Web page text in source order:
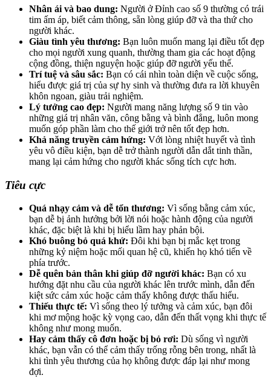
Nhân ái và bao dung: Người ở Đỉnh cao số 9 thường có trái
tim ấm áp, biết cảm thông, sẵn lòng giúp đỡ và tha thứ cho
người khác.
Giàu tình yêu thương: Bạn luôn muốn mang lại điều tốt đẹp
cho mọi người xung quanh, thường tham gia các hoạt động
cộng đồng, thiện nguyện hoặc giúp đỡ người yếu thế.
Trí tuệ và sâu sắc: Bạn có cái nhìn toàn diện về cuộc sống,
hiểu được giá trị của sự hy sinh và thường đưa ra lời khuyên
khôn ngoan, giàu trải nghiệm.
Lý tưởng cao đẹp: Người mang năng lượng số 9 tin vào
những giá trị nhân văn, công bằng và bình đẳng, luôn mong
muốn góp phần làm cho thế giới trở nên tốt đẹp hơn.
Khả năng truyền cảm hứng: Với lòng nhiệt huyết và tình
yêu vô điều kiện, bạn dễ trở thành người dẫn dắt tinh thần,
mang lại cảm hứng cho người khác sống tích cực hơn.
Tiêu cực
Quá nhạy cảm và dễ tổn thương: Vì sống bằng cảm xúc,
bạn dễ bị ảnh hưởng bởi lời nói hoặc hành động của người
khác, đặc biệt là khi bị hiểu lầm hay phản bội.
Khó buông bỏ quá khứ: Đôi khi bạn bị mắc kẹt trong
những kỷ niệm hoặc mối quan hệ cũ, khiến họ khó tiến về
phía trước.
Dễ quên bản thân khi giúp đỡ người khác: Bạn có xu
hướng đặt nhu cầu của người khác lên trước mình, dẫn đến
kiệt sức cảm xúc hoặc cảm thấy không được thấu hiểu.
Thiếu thực tế: Vì sống theo lý tưởng và cảm xúc, bạn đôi
khi mơ mộng hoặc kỳ vọng cao, dẫn đến thất vọng khi thực tế
không như mong muốn.
Hay cảm thấy cô đơn hoặc bị bỏ rơi: Dù sống vì người
khác, bạn vẫn có thể cảm thấy trống rỗng bên trong, nhất là
khi tình yêu thương của họ không được đáp lại như mong
đợi.